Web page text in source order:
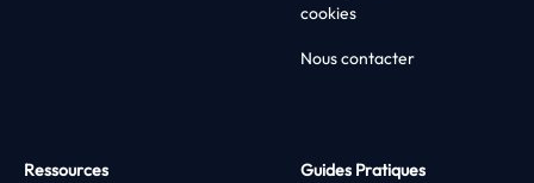
cookies
Nous contacter
Ressources Guides Pratiques